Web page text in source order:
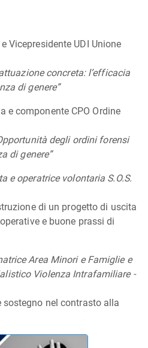
Vicepresidente UDI Unione
concreta: l’efficacia
di genere”
e componente CPO Ordine
degli ordini forensi
di genere”
e operatrice volontaria S.O.S.
di un progetto di uscita
e buone prassi di
Area Minori e Famiglie e
Violenza Intrafamiliare -
sostegno nel contrasto alla